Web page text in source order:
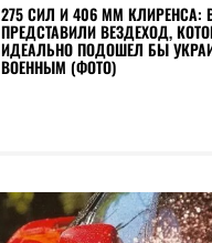
275 СИЛ И 406 ММ КЛИРЕНСА:
ПРЕДСТАВИЛИ ВЕЗДЕХОД,
ИДЕАЛЬНО ПОДОШЕЛ БЫ
ВОЕННЫМ (ФОТО)